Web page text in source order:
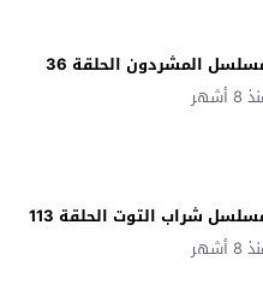
المشردون الحلقة 36
أشهر
شراب التوت الحلقة 113
أشهر